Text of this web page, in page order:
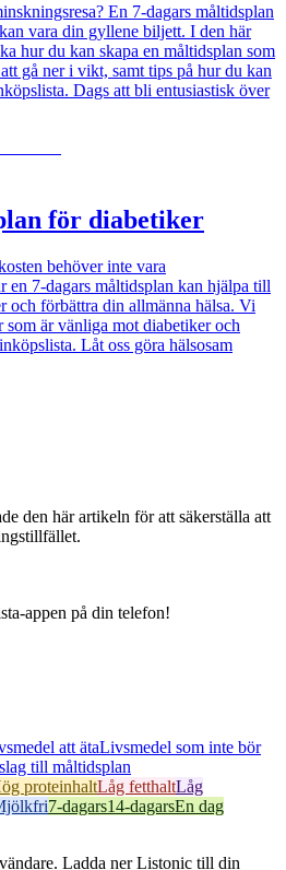
En 7-dagars måltidsplan
vara din gyllene biljett. I den här
hur du kan skapa en måltidsplan som
gå ner i vikt, samt tips på hur du kan
Dags att bli entusiastisk över
för diabetiker
behöver inte vara
en 7-dagars måltidsplan kan hjälpa till
och förbättra din allmänna hälsa. Vi
som är vänliga mot diabetiker och
Låt oss göra hälsosam
den här artikeln för att säkerställa att
appen på din telefon!
att ätaLivsmedel som inte bör
till måltidsplan
proteinhaltLåg fetthaltLåg
7-dagars14-dagarsEn dag
Ladda ner Listonic till din